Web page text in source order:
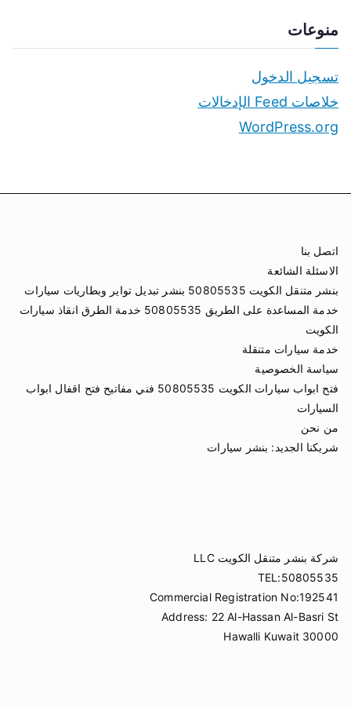
منوعات
تسجيل الدخول
خلاصات Feed الإدخالات
WordPress.org
اتصل بنا
الاسئلة الشائعة
بنشر متنقل الكويت 50805535 بنشر تبديل تواير وبطاريات سيارات
خدمة المساعدة على الطريق 50805535 خدمة الطرق انقاذ سيارات
الكويت
خدمة سيارات متنقلة
سياسة الخصوصية
فتح ابواب سيارات الكويت 50805535 فني مفاتيح فتح اقفال ابواب
السيارات
من نحن
شريكنا الجديد: بنشر سيارات
شركة بنشر متنقل الكويت LLC
TEL:50805535
Commercial Registration No:192541
Address: 22 Al-Hassan Al-Basri St
Hawalli Kuwait 30000